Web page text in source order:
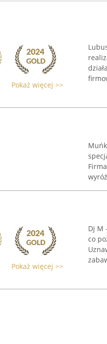
Pokaż więcej >>
Pokaż więcej >>
Dj M
co